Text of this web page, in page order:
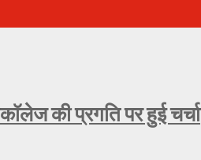
की प्रगति पर हुई चर्चा